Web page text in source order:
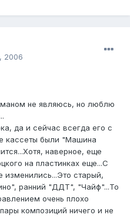
2006
не являюсь, но люблю
да и сейчас всегда его с
кассеты были "Машина
наверное, еще
на пластинках еще...С
изменились...Это старый,
ранний "ДДТ", "Чайф"...То
очень плохо
композиций ничего и не